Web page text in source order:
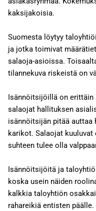
kaksijakoisia.
Suomesta löytyy
ja jotka toimivat
salaoja-asioissa.
tilannekuva riskeistä on
Isännöitsijöillä on erittäin
salaojat hallituksen
isännöitsijän pitää auttaa
karikot. Salaojat
suhteen tulee olla
Isännöitsijöitä ja
koska usein näiden
kalkkia taloyhtiön
rahareikiä entisten päälle.